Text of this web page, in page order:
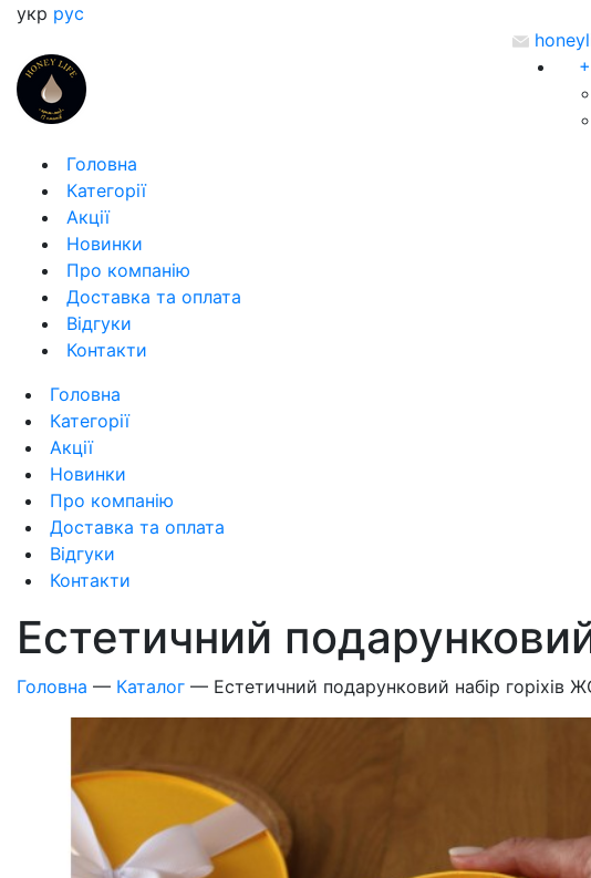
укр рус
Головна
Категорії
Акції
Новинки
Про компанію
Доставка та оплата
Відгуки
Контакти
Головна
Категорії
Акції
Новинки
Про компанію
Доставка та оплата
Відгуки
Контакти
Естетичний
Головна — Каталог — Естетичний подарунковий набір горіхів